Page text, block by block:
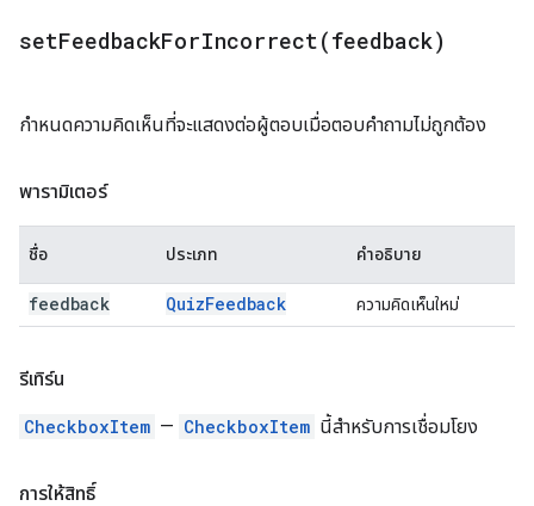
setFeedbackForIncorrect(feedback)
กำหนดความคิดเห็นที่จะแสดงต่อผู้ตอบเมื่อตอบคำถามไม่ถูกต้อง
พารามิเตอร์
ชื่อ ประเภท คำอธิบาย
feedback QuizFeedback ความคิดเห็นใหม่
รีเทิร์น
CheckboxItem — CheckboxItem นี้สำหรับการเชื่อมโยง
การให้สิทธิ์